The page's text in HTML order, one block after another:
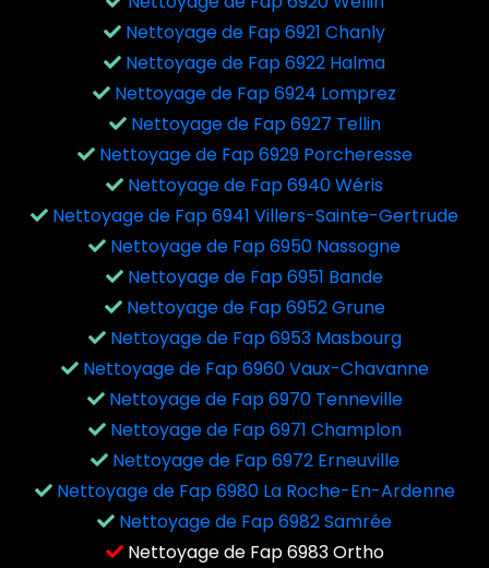
Nettoyage de Fap 6921 Chanly
Nettoyage de Fap 6922 Halma
Nettoyage de Fap 6924 Lomprez
Nettoyage de Fap 6927 Tellin
Nettoyage de Fap 6929 Porcheresse
Nettoyage de Fap 6940 Wéris
Nettoyage de Fap 6941 Villers-Sainte-Gertrude
Nettoyage de Fap 6950 Nassogne
Nettoyage de Fap 6951 Bande
Nettoyage de Fap 6952 Grune
Nettoyage de Fap 6953 Masbourg
Nettoyage de Fap 6960 Vaux-Chavanne
Nettoyage de Fap 6970 Tenneville
Nettoyage de Fap 6971 Champlon
Nettoyage de Fap 6972 Erneuville
Nettoyage de Fap 6980 La Roche-En-Ardenne
Nettoyage de Fap 6982 Samrée
Nettoyage de Fap 6983 Ortho